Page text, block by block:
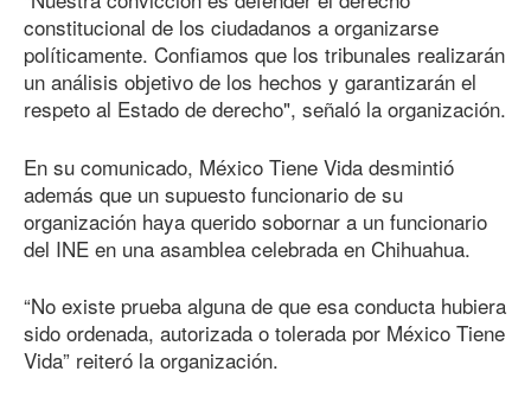
constitucional de los ciudadanos a organizarse
políticamente. Confiamos que los tribunales realizarán
un análisis objetivo de los hechos y garantizarán el
respeto al Estado de derecho", señaló la organización.
En su comunicado, México Tiene Vida desmintió
además que un supuesto funcionario de su
organización haya querido sobornar a un funcionario
del INE en una asamblea celebrada en Chihuahua.
“No existe prueba alguna de que esa conducta hubiera
sido ordenada, autorizada o tolerada por México Tiene
Vida” reiteró la organización.